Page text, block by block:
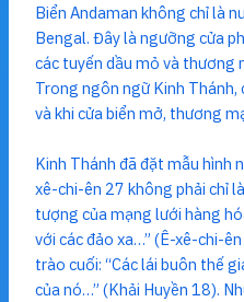
Biển Andaman không chỉ là
Bengal. Đây là ngưỡng cửa
các tuyến dầu mỏ và thương
Trong ngôn ngữ Kinh Thánh,
và khi cửa biển mở, thương
Kinh Thánh đã đặt mẫu hình
xê-chi-ên 27 không phải chỉ
tượng của mạng lưới hàng
với các đảo xa…” (Ê-xê-chi-
trào cuối: “Các lái buôn thế
của nó…” (Khải Huyền 18).